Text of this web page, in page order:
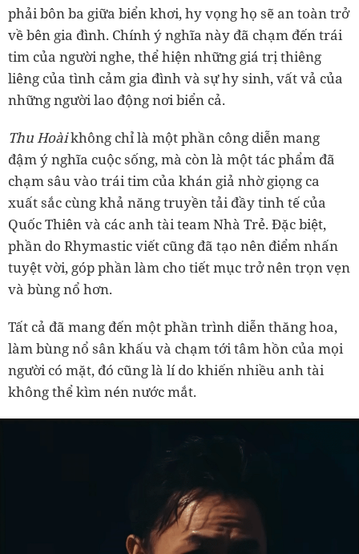
phải bôn ba giữa biển khơi, hy vọng họ sẽ an toàn trở
về bên gia đình. Chính ý nghĩa này đã chạm đến trái
tim của người nghe, thể hiện những giá trị thiêng
liêng của tình cảm gia đình và sự hy sinh, vất vả của
những người lao động nơi biển cả.
Thu Hoàikhông chỉ là một phần công diễn mang
đậm ý nghĩa cuộc sống, mà còn là một tác phẩm đã
chạm sâu vào trái tim của khán giả nhờ giọng ca
xuất sắc cùng khả năng truyền tải đầy tinh tế của
Quốc Thiên và các anh tài team Nhà Trẻ. Đặc biệt,
phần do Rhymastic viết cũng đã tạo nên điểm nhấn
tuyệt vời, góp phần làm cho tiết mục trở nên trọn vẹn
và bùng nổ hơn.
Tất cả đã mang đến một phần trình diễn thăng hoa,
làm bùng nổ sân khấu và chạm tới tâm hồn của mọi
người có mặt, đó cũng là lí do khiến nhiều anh tài
không thể kìm nén nước mắt.